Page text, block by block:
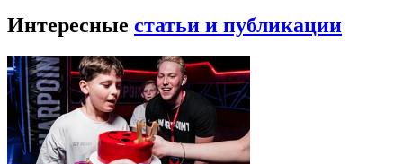
Интересные статьи и публикации